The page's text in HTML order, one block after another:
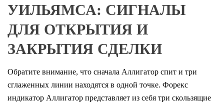
УИЛЬЯМСА: СИГНАЛЫ
ДЛЯ ОТКРЫТИЯ И
ЗАКРЫТИЯ СДЕЛКИ
Обратите внимание, что сначала Аллигатор спит и три
сглаженных линии находятся в одной точке. Форекс
индикатор Аллигатор представляет из себя три скользящие